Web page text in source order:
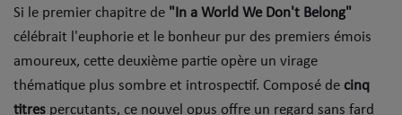
Première Fois
URBAN CULTURE
Sport
​Si le premier chapitre de "In a World We Don't Belong"
célébrait l'euphorie et le bonheur pur des premiers émois
amoureux, cette deuxième partie opère un virage
thématique plus sombre et introspectif. Composé de cinq
titres percutants, ce nouvel opus offre un regard sans fard